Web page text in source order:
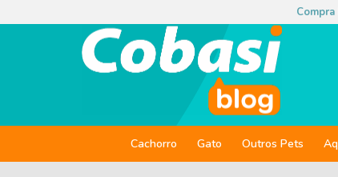
Cachorro Gato Outros Pets